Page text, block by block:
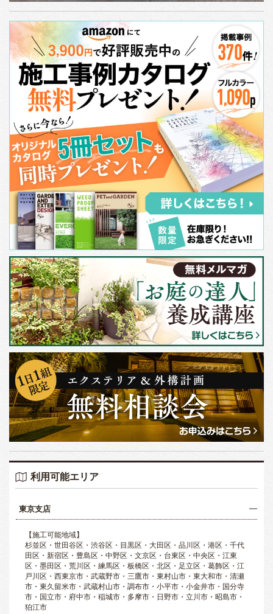
利用可能エリア
東京支店
【施工可能地域】
杉並区・世田谷区・渋谷区・目黒区・大田区・品川区・港区・千代
田区・新宿区・豊島区・中野区・文京区・台東区・中央区・江東
区・墨田区・荒川区・練馬区・板橋区・北区・足立区・葛飾区・江
戸川区・西東京市・武蔵野市・三鷹市・東村山市・東大和市・清瀬
市・東久留米市・武蔵村山市・調布市・小平市・小金井市・国分寺
市・国立市・府中市・稲城市・多摩市・日野市・立川市・昭島市・
狛江市